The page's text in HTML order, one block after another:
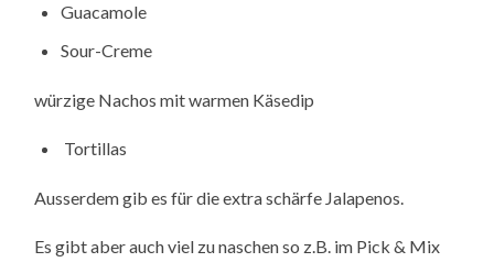
Guacamole
Sour-Creme
würzige Nachos mit warmen Käsedip
Tortillas
Ausserdem gib es für die extra schärfe Jalapenos.
Es gibt aber auch viel zu naschen so z.B. im Pick & Mix